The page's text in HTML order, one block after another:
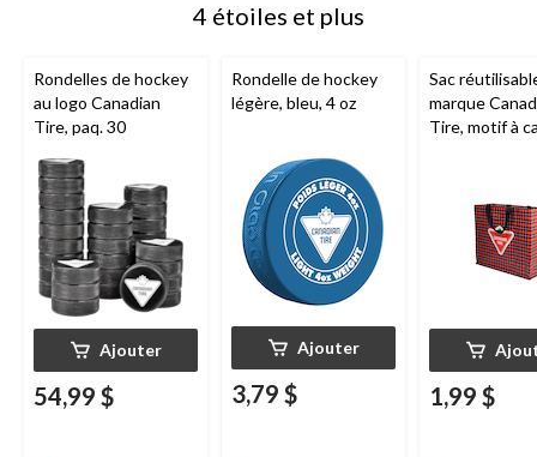
4 étoiles et plus
Rondelles de hockey
au logo Canadian
Tire, paq. 30
Ajouter
54,99 $
Rondelle de hockey
légère, bleu, 4 oz
Ajouter
3,79 $
Sac
marque
Tire, motif à
1,99 $